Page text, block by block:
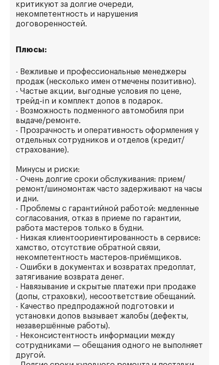
критикуют за долгие очереди,
некомпетентность и нарушения
договоренностей.
Плюсы:
- Вежливые и профессиональные менеджеры
продаж (несколько имен отмечены позитивно).
- Частые акции, выгодные условия по цене,
трейд‑in и комплект допов в подарок.
- Возможность подменного автомобиля при
выдаче/ремонте.
- Прозрачность и оперативность оформления у
отдельных сотрудников и отделов (кредит/
страхование).
Минусы и риски:
- Очень долгие сроки обслуживания: прием/
ремонт/шиномонтаж часто задерживают на часы
и дни.
- Проблемы с гарантийной работой: медленные
согласования, отказ в приеме по гарантии,
работа мастеров только в будни.
- Низкая клиентоориентированность в сервисе:
хамство, отсутствие обратной связи,
некомпетентность мастеров‑приёмщиков.
- Ошибки в документах и возвратах предоплат,
затягивание возврата денег.
- Навязывание и скрытые платежи при продаже
(допы, страховки), несоответствие обещаний.
- Качество предпродажной подготовки и
установки допов вызывает жалобы (дефекты,
незавершённые работы).
- Неконсистентность информации между
сотрудниками — обещания одного не выполняет
другой.